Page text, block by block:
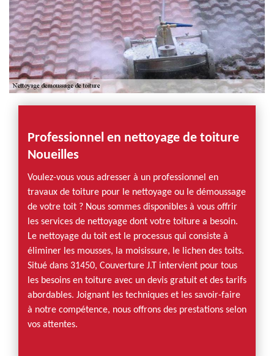
Professionnel en nettoyage de toiture
Noueilles
Voulez-vous vous adresser à un professionnel en
travaux de toiture pour le nettoyage ou le démoussage
de votre toit ? Nous sommes disponibles à vous offrir
les services de nettoyage dont votre toiture a besoin.
Le nettoyage du toit est le processus qui consiste à
éliminer les mousses, la moisissure, le lichen des toits.
Situé dans 31450, Couverture J.T intervient pour tous
les besoins en toiture avec un devis gratuit et des tarifs
abordables. Joignant les techniques et les savoir-faire
à notre compétence, nous offrons des prestations selon
vos attentes.